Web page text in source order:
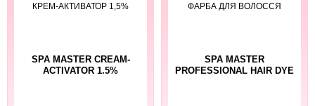
КРЕМ-АКТИВАТОР 1,5%
SPA MASTER CREAM-
ACTIVATOR 1.5%
ФАРБА ДЛЯ ВОЛОССЯ
SPA MASTER
PROFESSIONAL HAIR DYE